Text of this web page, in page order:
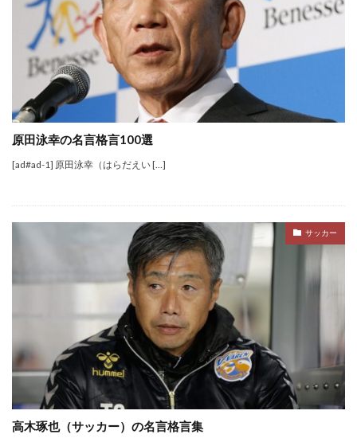
原田泳幸の名言格言100選
[ad#ad-1] 原田泳幸（はらだえい […]
サッカー
高木琢也（サッカー）の名言格言集